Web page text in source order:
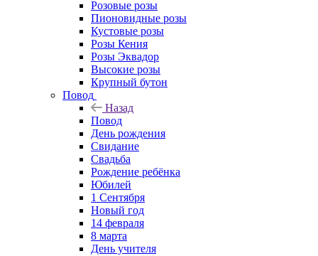
Розовые розы
Пионовидные розы
Кустовые розы
Розы Кения
Розы Эквадор
Высокие розы
Крупный бутон
Повод
Назад
Повод
День рождения
Свидание
Свадьба
Рождение ребёнка
Юбилей
1 Сентября
Новый год
14 февраля
8 марта
День учителя